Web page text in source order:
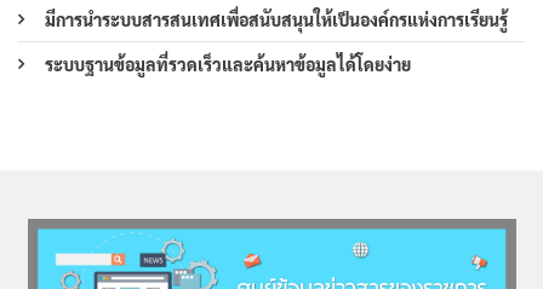
มีการนำระบบสารสนเทศเพื่อสนับสนุนให้เป็นองค์กรแห่งการเรียนรู้
ระบบฐานข้อมูลที่รวดเร็วและค้นหาข้อมูลได้โดยง่าย